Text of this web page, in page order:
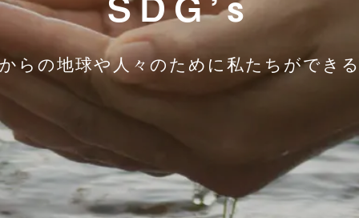
SDG’s
らの地球や人々のために 私たちができ